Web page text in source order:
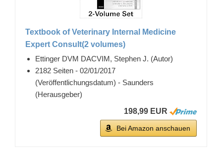
Textbook of Veterinary Internal Medicine
Expert Consult(2 volumes)
Ettinger DVM DACVIM, Stephen J. (Autor)
2182 Seiten - 02/01/2017
(Veröffentlichungsdatum) - Saunders
(Herausgeber)
198,99 EUR
Bei Amazon anschauen